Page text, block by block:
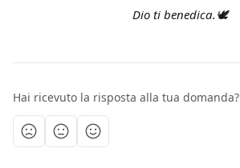
Dio ti benedica.🕊️
Hai ricevuto la risposta alla tua domanda?